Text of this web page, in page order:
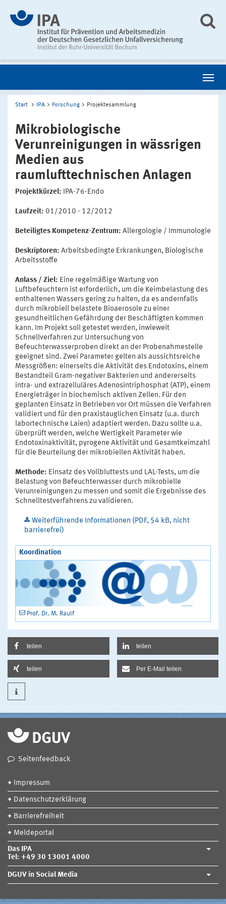
Start IPA Forschung Projektesammlung
Mikrobiologische
Verunreinigungen in wässrigen
Medien aus
raumlufttechnischen Anlagen
Projektkürzel: IPA-76-Endo
Laufzeit: 01/2010 - 12/2012
Beteiligtes Kompetenz-Zentrum: Allergologie / Immunologie
Deskriptoren: Arbeitsbedingte Erkrankungen, Biologische
Arbeitsstoffe
Anlass / Ziel: Eine regelmäßige Wartung von
Luftbefeuchtern ist erforderlich, um die Keimbelastung des
enthaltenen Wassers gering zu halten, da es andernfalls
durch mikrobiell belastete Bioaerosole zu einer
gesundheitlichen Gefährdung der Beschäftigten kommen
kann. Im Projekt soll getestet werden, inwieweit
Schnellverfahren zur Untersuchung von
Befeuchterwasserproben direkt an der Probenahmestelle
geeignet sind. Zwei Parameter gelten als aussichtsreiche
Messgrößen: einerseits die Aktivität des Endotoxins, einem
Bestandteil Gram-negativer Bakterien und andererseits
intra- und extrazelluläres Adenosintriphosphat (ATP), einem
Energieträger in biochemisch aktiven Zellen. Für den
geplanten Einsatz in Betrieben vor Ort müssen die Verfahren
validiert und für den praxistauglichen Einsatz (u.a. durch
labortechnische Laien) adaptiert werden. Dazu sollte u.a.
überprüft werden, welche Wertigkeit Parameter wie
Endotoxinaktivität, pyrogene Aktivität und Gesamtkeimzahl
für die Beurteilung der mikrobiellen Aktivität haben.
Methode: Einsatz des Vollbluttests und LAL-Tests, um die
Belastung von Befeuchterwasser durch mikrobielle
Verunreinigungen zu messen und somit die Ergebnisse des
Schnelltestverfahrens zu validieren.
Weiterführende Informationen (PDF, 54 kB, nicht
barrierefrei)
Koordination
Prof. Dr. M. Raulf
teilen teilen
teilen Per E-Mail teilen
Seitenfeedback
Impressum
Datenschutzerklärung
Barrierefreiheit
Meldeportal
Das IPA
Tel: +49 30 13001 4000
DGUV in Social Media